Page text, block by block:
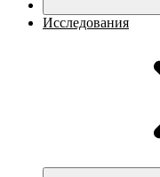
Исследования